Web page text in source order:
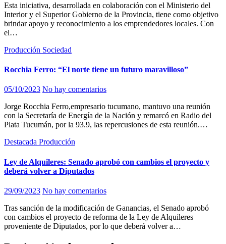
Esta iniciativa, desarrollada en colaboración con el Ministerio del
Interior y el Superior Gobierno de la Provincia, tiene como objetivo
brindar apoyo y reconocimiento a los emprendedores locales. Con
el…
Producción Sociedad
Rocchia Ferro: “El norte tiene un futuro maravilloso”
05/10/2023 No hay comentarios
Jorge Rocchia Ferro,empresario tucumano, mantuvo una reunión
con la Secretaría de Energía de la Nación y remarcó en Radio del
Plata Tucumán, por la 93.9, las repercusiones de esta reunión.…
Destacada Producción
Ley de Alquileres: Senado aprobó con cambios el proyecto y
deberá volver a Diputados
29/09/2023 No hay comentarios
Tras sanción de la modificación de Ganancias, el Senado aprobó
con cambios el proyecto de reforma de la Ley de Alquileres
proveniente de Diputados, por lo que deberá volver a…